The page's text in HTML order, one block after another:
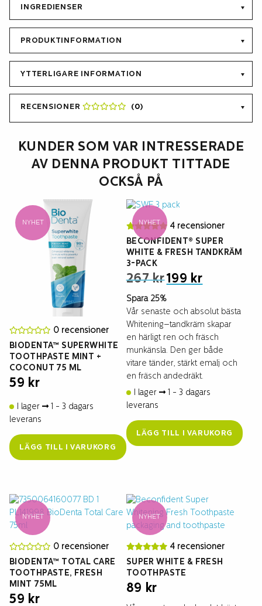
Multifunctional Whitening Tandkräm innehåller en blandning av
kalciumperoxid för att ge användaren bästa möjliga munvård.
INGREDIENSER
PRODUKTINFORMATION
YTTERLIGARE INFORMATION
RECENSIONER (0)
KUNDER SOM VAR INTRESSERADE
AV DENNA PRODUKT TITTADE
OCKSÅ PÅ
NYHET
0 recensioner
BIODENTA™ SUPERWHITE
TOOTHPASTE MINT +
COCONUT 75 ML
59 kr
I lager
1 - 3 dagars
leverans
LÄGG TILL I VARUKORG
NYHET
4 recensioner
BECONFIDENT® SUPER
WHITE & FRESH TANDKRÄM
3-PACK
267kr Det
ursprungliga
199 krDet
nuvarande
Spara 25%
Vår senaste och absolut bästa
Whitening–tandkräm skapar
en härligt ren och fräsch
munkänsla. Den ger både
vitare tänder, stärkt emalj och
en fräsch andedräkt.
I lager
1 - 3 dagars
leverans
LÄGG TILL I VARUKORG
NYHET
0 recensioner
BIODENTA™ TOTAL CARE
TOOTHPASTE, FRESH
MINT 75ML
59 kr
NYHET
4 recensioner
SUPER WHITE & FRESH
TOOTHPASTE
89 kr